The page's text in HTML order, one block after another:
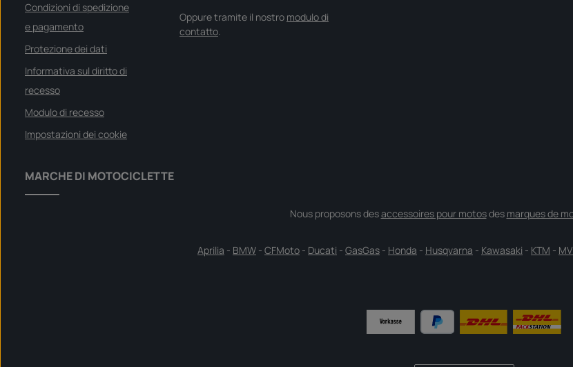
Condizioni di spedizione
e pagamento
Protezione dei dati
Informativa sul diritto di
recesso
Modulo di recesso
Impostazioni dei cookie
Oppure tramite il nostro modulo di
contatto.
MARCHE DI MOTOCICLETTE
Nous proposons desaccessoires pour motosdes marques de
Aprilia - BMW - CFMoto - Ducati - GasGas - Honda - Husqvarna - Kawasaki - KTM -